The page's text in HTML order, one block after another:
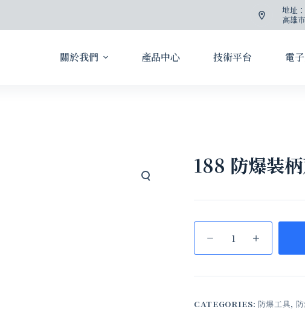
地址：
高雄
關於我們 產品中心 技術平台 電
188 防爆装
CATEGORIES: 防爆工具,